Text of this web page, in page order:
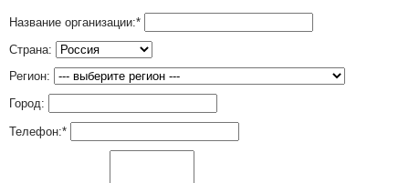
Название организации:*
Страна:
Регион:
Город:
Телефон:*